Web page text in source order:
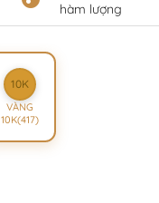
hàm lượng
10K
VÀNG
10K(417)